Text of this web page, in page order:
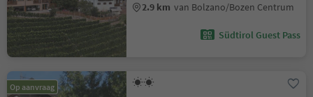
2.9 km van Bolzano/Bozen Centrum
Südtirol Guest Pass
Op aanvraag